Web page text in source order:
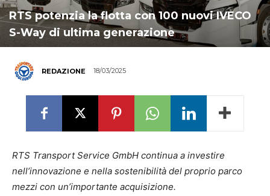
RTS potenzia la flotta con 100 nuovi IVECO
S-Way di ultima generazione
REDAZIONE 18/03/2025
RTS Transport Service GmbH continua a investire
nell’innovazione e nella sostenibilità del proprio parco
mezzi con un’importante acquisizione.